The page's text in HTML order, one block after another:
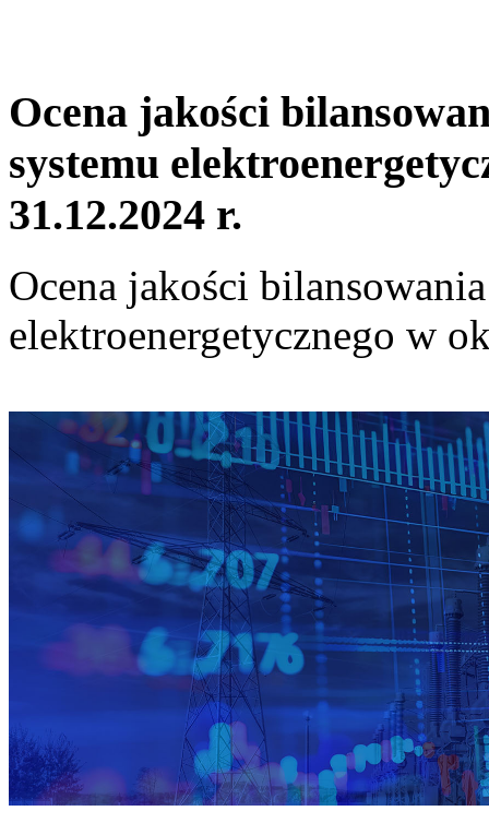
Ocena jakości
systemu
31.12.2024 r.
Ocena jakości
elektroenergetycznego w